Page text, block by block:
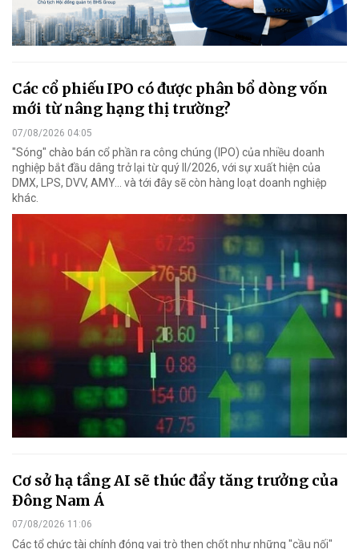
Các cổ phiếu IPO có được phân bổ dòng vốn
mới từ nâng hạng thị trường?
07/08/2026 04:05
"Sóng" chào bán cổ phần ra công chúng (IPO) của nhiều doanh
nghiệp bắt đầu dâng trở lại từ quý II/2026, với sự xuất hiện của
DMX, LPS, DVV, AMY... và tới đây sẽ còn hàng loạt doanh nghiệp
khác.
Cơ sở hạ tầng AI sẽ thúc đẩy tăng trưởng của
Đông Nam Á
07/08/2026 11:06
Các tổ chức tài chính đóng vai trò then chốt như những "cầu nối"